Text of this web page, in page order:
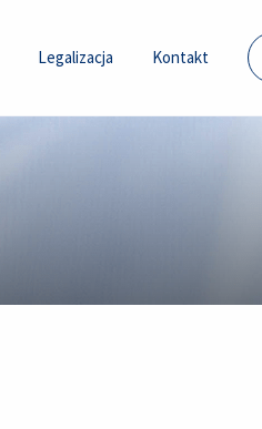
Legalizacja Kontakt